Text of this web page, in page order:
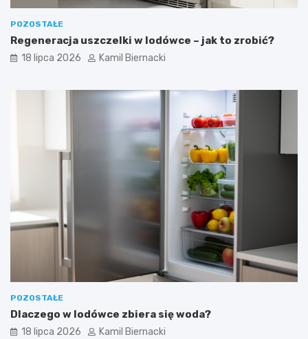
POZOSTAŁE
Regeneracja uszczelki w lodówce – jak to zrobić?
18 lipca 2026 Kamil Biernacki
POZOSTAŁE
Dlaczego w lodówce zbiera się woda?
18 lipca 2026 Kamil Biernacki